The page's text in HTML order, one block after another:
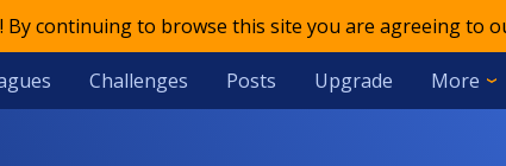
By continuing to browse this site you are agreeing to
Challenges Posts Upgrade More